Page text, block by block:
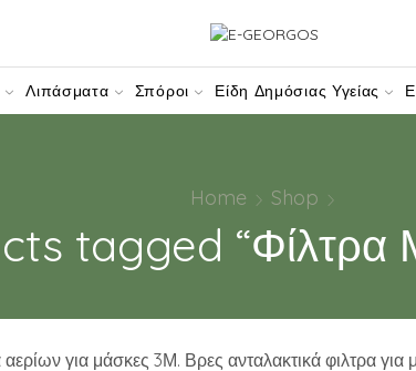
DOMAIN.COM
Λιπάσματα Σπόροι Είδη Δημόσιας Υγείας
Home Shop
tagged “Φίλτρα
για μάσκες 3Μ. Βρες ανταλακτικά φιλτρα για